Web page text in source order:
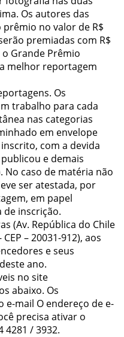
Os autores das
no valor de R$
premiadas com R$
Grande Prêmio
melhor reportagem
Os
trabalho para cada
nas categorias
em envelope
com a devida
e demais
caso de matéria não
ser atestada, por
em papel
inscrição.
(Av. República do Chile
– 20031-912), aos
e seus
ano.
no site
abaixo. Os
e-mail O endereço de e-
precisa ativar o
4281 / 3932.